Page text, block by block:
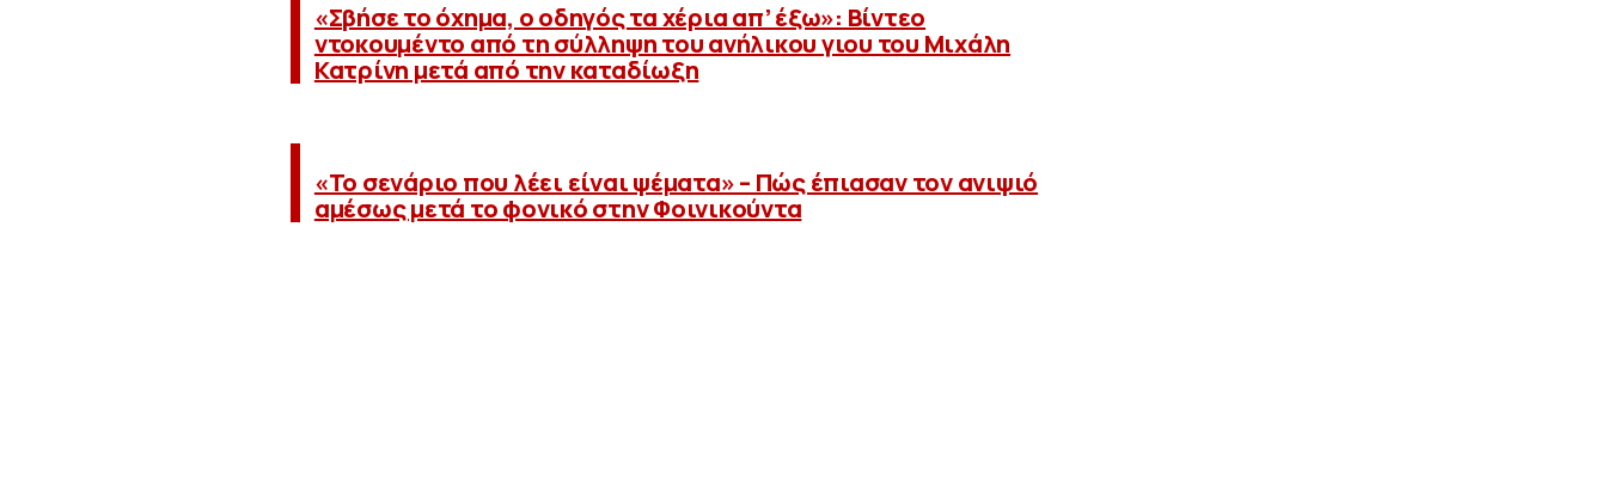
«Σβήσε το όχημα, ο οδηγός τα χέρια απ’ έξω»: Βίντεο
ντοκουμέντο από τη σύλληψη του ανήλικου γιου του Μιχάλη
Κατρίνη μετά από την καταδίωξη
«Το σενάριο που λέει είναι ψέματα» – Πώς έπιασαν τον ανιψιό
αμέσως μετά το φονικό στην Φοινικούντα